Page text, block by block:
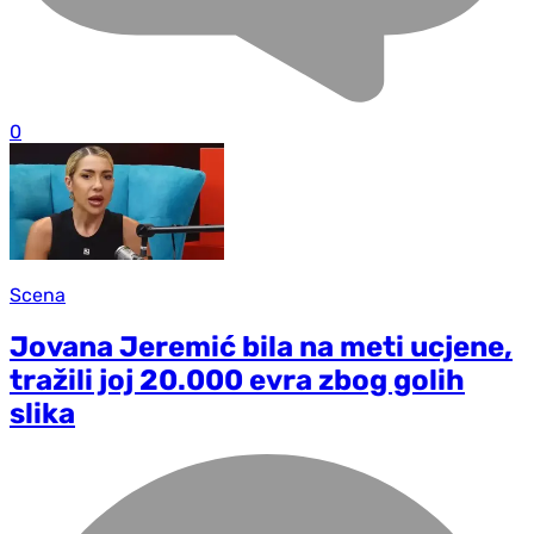
0
Scena
Jovana Jeremić bila na meti ucjene,
tražili joj 20.000 evra zbog golih
slika